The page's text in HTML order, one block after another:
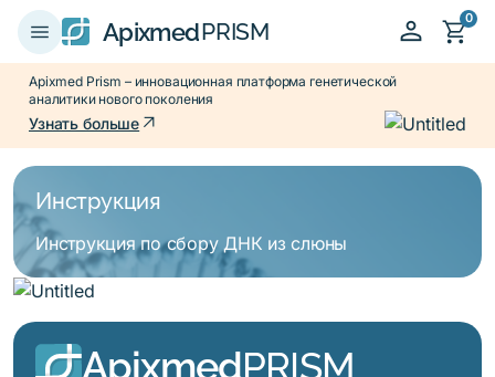
menu ApixmedPRISM person shopping_cart0
Apixmed Prism – инновационная платформа генетической
аналитики нового поколения
Узнать больше arrow_outward
Инструкция
Инструкция по сбору ДНК из слюны
ApixmedPRISM